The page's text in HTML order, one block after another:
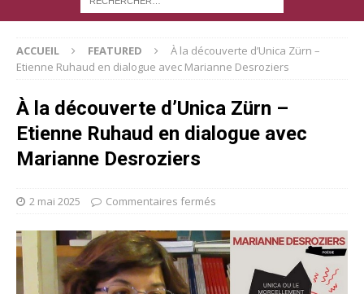
ACCUEIL FEATURED
À la découverte d’Unica Zürn –
Etienne Ruhaud en dialogue avec Marianne Desroziers
À la découverte d’Unica Zürn –
Etienne Ruhaud en dialogue avec
Marianne Desroziers
2 mai 2025 Commentaires fermés